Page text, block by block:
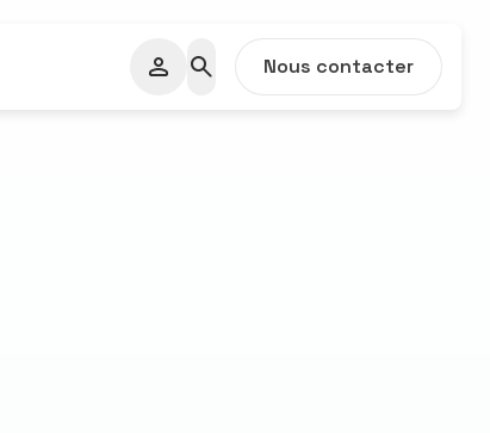
Nous contacter